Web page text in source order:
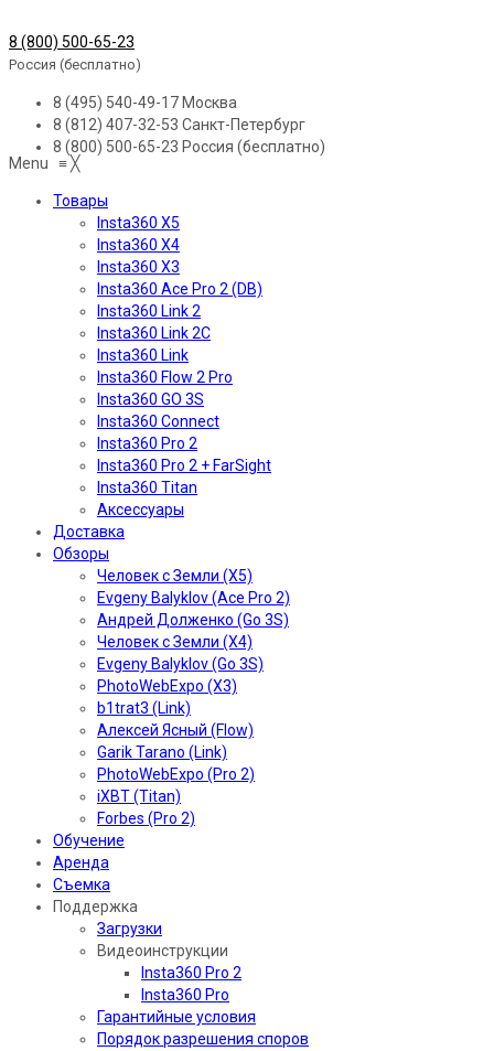
8 (800) 500-65-23
Россия (бесплатно)
8 (495) 540-49-17 Москва
8 (812) 407-32-53 Санкт-Петербург
8 (800) 500-65-23 Россия (бесплатно)
Menu ≡╳
Товары
Insta360 X5
Insta360 X4
Insta360 X3
Insta360 Ace Pro 2 (DB)
Insta360 Link 2
Insta360 Link 2C
Insta360 Link
Insta360 Flow 2 Pro
Insta360 GO 3S
Insta360 Connect
Insta360 Pro 2
Insta360 Pro 2 + FarSight
Insta360 Titan
Аксессуары
Доставка
Обзоры
Человек с Земли (X5)
Evgeny Balyklov (Ace Pro 2)
Андрей Долженко (Go 3S)
Человек с Земли (X4)
Evgeny Balyklov (Go 3S)
PhotoWebExpo (X3)
b1trat3 (Link)
Алексей Ясный (Flow)
Garik Tarano (Link)
PhotoWebExpo (Pro 2)
iXBT (Titan)
Forbes (Pro 2)
Обучение
Аренда
Съемка
Поддержка
Загрузки
Видеоинструкции
Insta360 Pro 2
Insta360 Pro
Гарантийные условия
Порядок разрешения споров